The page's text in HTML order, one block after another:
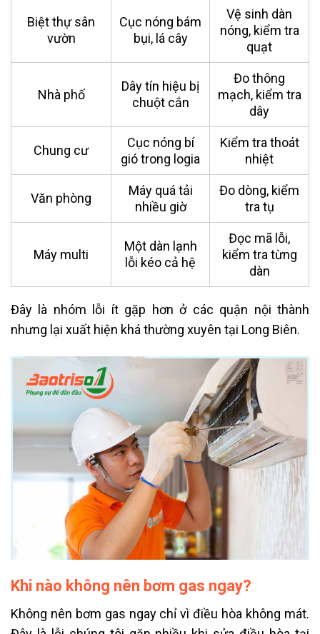
Biệt thự sân
vườn
Cục nóng bám
bụi, lá cây
Vệ sinh dàn
nóng, kiểm tra
quạt
Nhà phố
Dây tín hiệu bị
chuột cắn
Đo thông
mạch, kiểm tra
dây
Chung cư
Cục nóng bí
gió trong logia
Kiểm tra thoát
nhiệt
Văn phòng
Máy quá tải
nhiều giờ
Đo dòng, kiểm
tra tụ
Máy multi
Một dàn lạnh
lỗi kéo cả hệ
Đọc mã lỗi,
kiểm tra từng
dàn
Đây là nhóm lỗi ít gặp hơn ở các quận nội thành
nhưng lại xuất hiện khá thường xuyên tại Long Biên.
Khi nào không nên bơm gas ngay?
Không nên bơm gas ngay chỉ vì điều hòa không mát.